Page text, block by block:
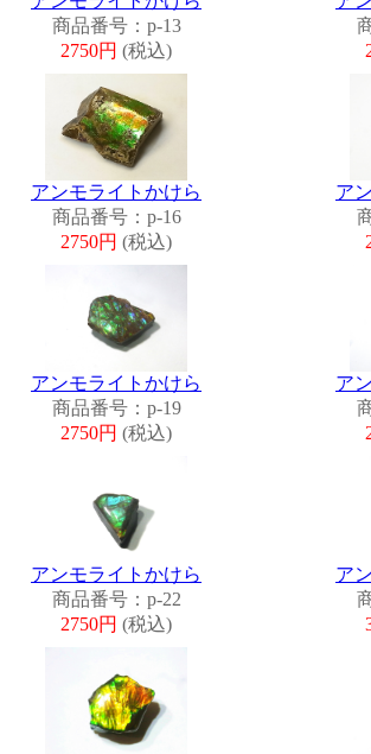
商品番号：p-13
2750円 (税込)
アンモライトかけら
商品番号：p-16
2750円 (税込)
ア
アンモライトかけら
商品番号：p-19
2750円 (税込)
ア
アンモライトかけら
商品番号：p-22
2750円 (税込)
ア